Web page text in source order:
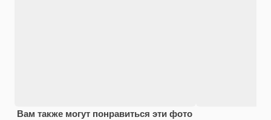
Вам также могут понравиться эти фото